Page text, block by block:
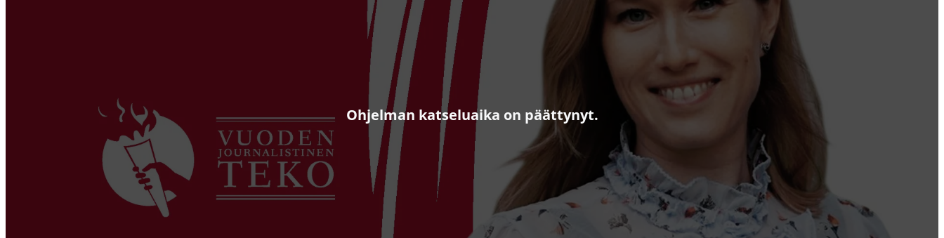
Ohjelman katseluaika on päättynyt.